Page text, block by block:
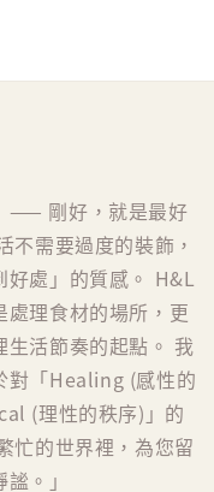
—— 剛好，就是最好
不需要過度的裝飾，
好處」的質感。 H&L
處理食材的場所，更
生活節奏的起點。 我
對「Healing (感性的
(理性的秩序)」的
忙的世界裡，為您留
。」